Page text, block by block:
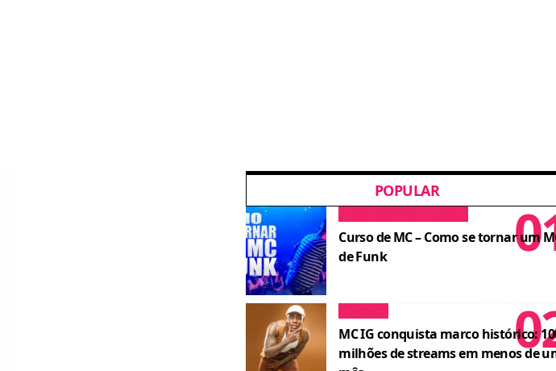
POPULAR
Curso de MC – Como se tornar um
de Funk
MC IG conquista marco histórico:
milhões de streams em menos de